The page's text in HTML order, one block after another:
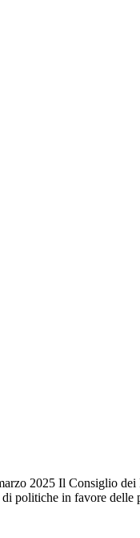
2025 Il Consiglio
politiche in favore delle